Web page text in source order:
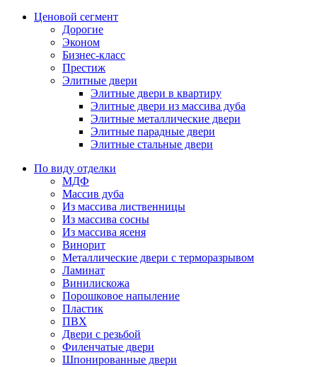
Ценовой сегмент
Дорогие
Эконом
Бизнес-класс
Престиж
Элитные двери
Элитные двери в квартиру
Элитные двери из массива дуба
Элитные металлические двери
Элитные парадные двери
Элитные стальные двери
По виду отделки
МДФ
Массив дуба
Из массива лиственницы
Из массива сосны
Из массива ясеня
Винорит
Металлические двери с терморазрывом
Ламинат
Винилискожа
Порошковое напыление
Пластик
ПВХ
Двери с резьбой
Филенчатые двери
Шпонированные двери